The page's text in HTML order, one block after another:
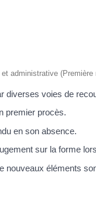
administrative (Première
diverses voies de
premier procès.
en son absence.
sur la forme
nouveaux éléments